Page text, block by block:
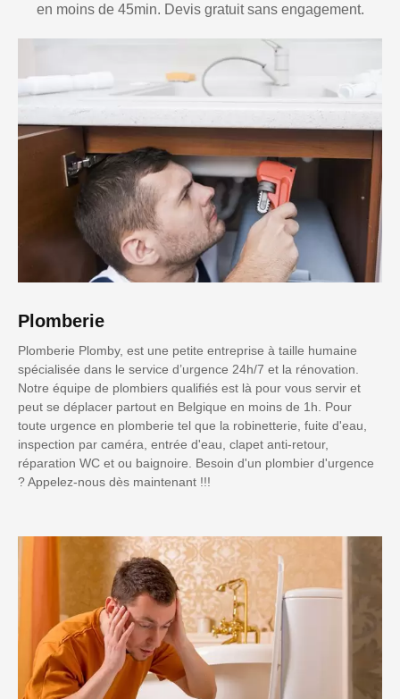
en moins de 45min. Devis gratuit sans engagement.
Plomberie
Plomberie Plomby, est une petite entreprise à taille humaine
spécialisée dans le service d’urgence 24h/7 et la rénovation.
Notre équipe de plombiers qualifiés est là pour vous servir et
peut se déplacer partout en Belgique en moins de 1h. Pour
toute urgence en plomberie tel que la robinetterie, fuite d'eau,
inspection par caméra, entrée d'eau, clapet anti-retour,
réparation WC et ou baignoire. Besoin d'un plombier d'urgence
? Appelez-nous dès maintenant !!!